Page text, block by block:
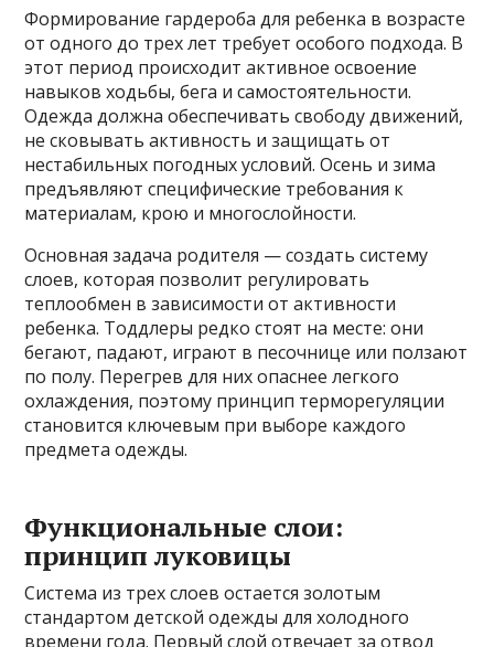
Формирование гардероба для ребенка в возрасте
от одного до трех лет требует особого подхода. В
этот период происходит активное освоение
навыков ходьбы, бега и самостоятельности.
Одежда должна обеспечивать свободу движений,
не сковывать активность и защищать от
нестабильных погодных условий. Осень и зима
предъявляют специфические требования к
материалам, крою и многослойности.
Основная задача родителя — создать систему
слоев, которая позволит регулировать
теплообмен в зависимости от активности
ребенка. Тоддлеры редко стоят на месте: они
бегают, падают, играют в песочнице или ползают
по полу. Перегрев для них опаснее легкого
охлаждения, поэтому принцип терморегуляции
становится ключевым при выборе каждого
предмета одежды.
Функциональные слои:
принцип луковицы
Система из трех слоев остается золотым
стандартом детской одежды для холодного
времени года. Первый слой отвечает за отвод